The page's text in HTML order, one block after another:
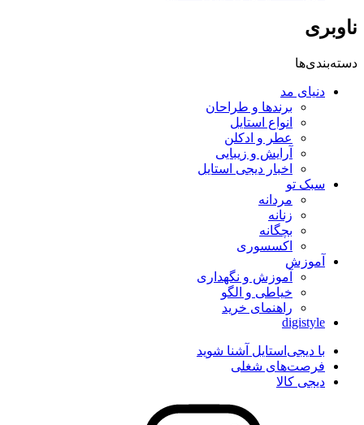
ناوبری
دسته‌بندی‌ها
دنیای مد
برندها و طراحان
انواع استایل
عطر و ادکلن
آرایش و زیبایی
اخبار دیجی استایل
سبک تو
مردانه
زنانه
بچگانه
اکسسوری
آموزش
آموزش و نگهداری
خیاطی و الگو
راهنمای خرید
digistyle
با دیجی‌استایل آشنا شوید
فرصت‌های شغلی
دیجی کالا